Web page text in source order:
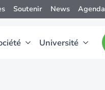
Soutenir News Agenda
Université